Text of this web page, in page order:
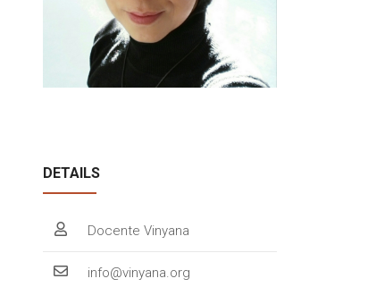
DETAILS
Docente Vinyana
info@vinyana.org